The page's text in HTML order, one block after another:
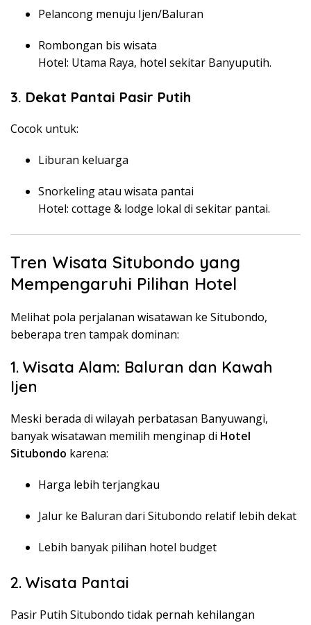
Pelancong menuju Ijen/Baluran
Rombongan bis wisata
Hotel: Utama Raya, hotel sekitar Banyuputih.
3. Dekat Pantai Pasir Putih
Cocok untuk:
Liburan keluarga
Snorkeling atau wisata pantai
Hotel: cottage & lodge lokal di sekitar pantai.
Tren Wisata Situbondo yang
Mempengaruhi Pilihan Hotel
Melihat pola perjalanan wisatawan ke Situbondo,
beberapa tren tampak dominan:
1. Wisata Alam: Baluran dan Kawah
Ijen
Meski berada di wilayah perbatasan Banyuwangi,
banyak wisatawan memilih menginap di Hotel
Situbondo karena:
Harga lebih terjangkau
Jalur ke Baluran dari Situbondo relatif lebih dekat
Lebih banyak pilihan hotel budget
2. Wisata Pantai
Pasir Putih Situbondo tidak pernah kehilangan